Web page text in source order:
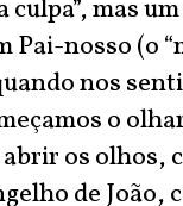
culpa”, mas
Pai-nosso (o
nos
o
os olhos,
de João,